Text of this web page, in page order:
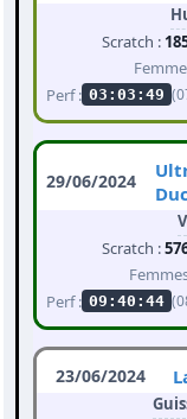
Scratch :
Perf : 03:03:49
29/06/2024
Scratch :
Perf : 09:40:44
23/06/2024